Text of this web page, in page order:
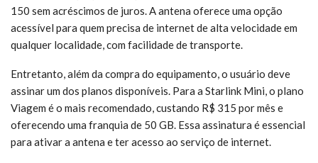
150 sem acréscimos de juros. A antena oferece uma opção
acessível para quem precisa de internet de alta velocidade em
qualquer localidade, com facilidade de transporte.
Entretanto, além da compra do equipamento, o usuário deve
assinar um dos planos disponíveis. Para a Starlink Mini, o plano
Viagem é o mais recomendado, custando R$ 315 por mês e
oferecendo uma franquia de 50 GB. Essa assinatura é essencial
para ativar a antena e ter acesso ao serviço de internet.